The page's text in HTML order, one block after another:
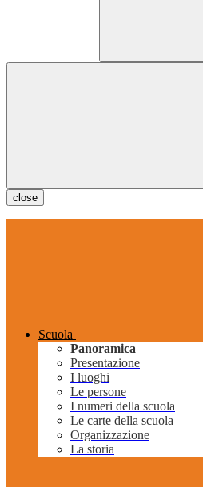
close
Scuola
Panoramica
Presentazione
I luoghi
Le persone
I numeri della scuola
Le carte della scuola
Organizzazione
La storia